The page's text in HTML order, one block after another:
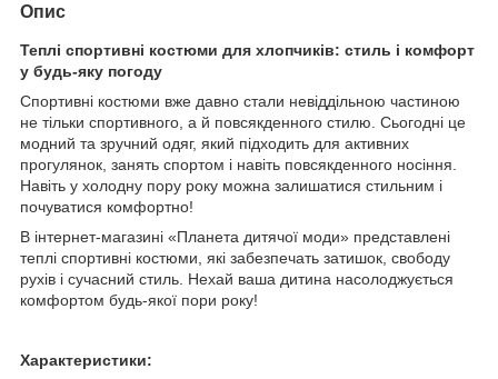
Опис
Теплі спортивні костюми для хлопчиків: стиль і комфорт
у будь-яку погоду
Спортивні костюми вже давно стали невіддільною частиною
не тільки спортивного, а й повсякденного стилю. Сьогодні це
модний та зручний одяг, який підходить для активних
прогулянок, занять спортом і навіть повсякденного носіння.
Навіть у холодну пору року можна залишатися стильним і
почуватися комфортно!
В інтернет-магазині «Планета дитячої моди» представлені
теплі спортивні костюми, які забезпечать затишок, свободу
рухів і сучасний стиль. Нехай ваша дитина насолоджується
комфортом будь-якої пори року!
Характеристики: